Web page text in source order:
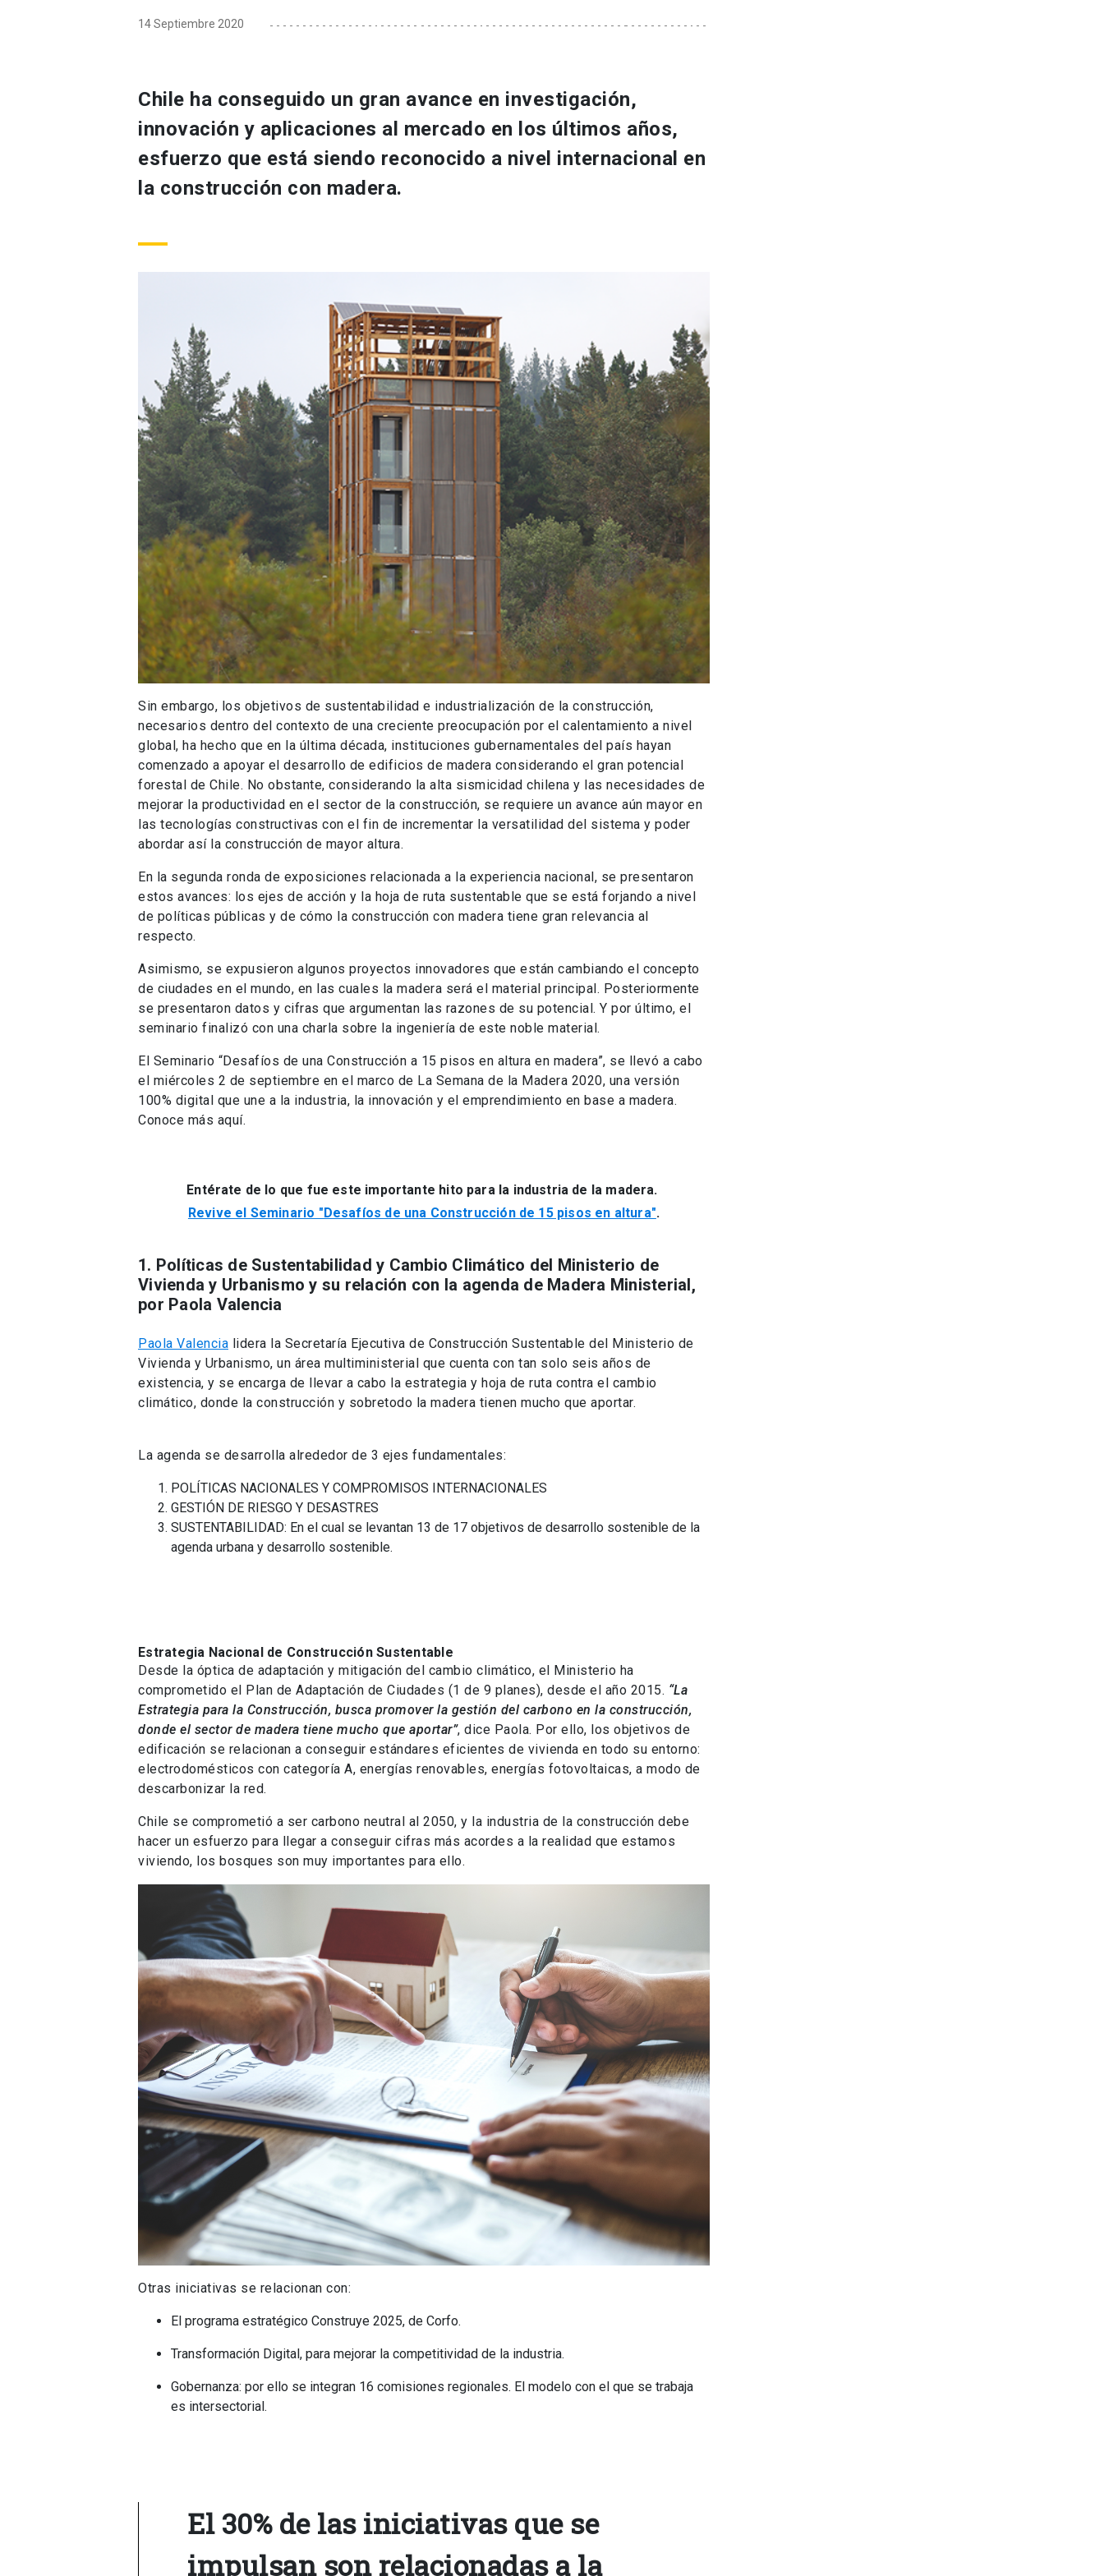
14 Septiembre 2020
Chile ha conseguido un gran avance en investigación,
innovación y aplicaciones al mercado en los últimos años,
esfuerzo que está siendo reconocido a nivel internacional en
la construcción con madera.
Sin embargo, los objetivos de sustentabilidad e industrialización de la construcción,
necesarios dentro del contexto de una creciente preocupación por el calentamiento a nivel
global, ha hecho que en la última década, instituciones gubernamentales del país hayan
comenzado a apoyar el desarrollo de edificios de madera considerando el gran potencial
forestal de Chile. No obstante, considerando la alta sismicidad chilena y las necesidades de
mejorar la productividad en el sector de la construcción, se requiere un avance aún mayor en
las tecnologías constructivas con el fin de incrementar la versatilidad del sistema y poder
abordar así la construcción de mayor altura.
En la segunda ronda de exposiciones relacionada a la experiencia nacional, se presentaron
estos avances: los ejes de acción y la hoja de ruta sustentable que se está forjando a nivel
de políticas públicas y de cómo la construcción con madera tiene gran relevancia al
respecto.
Asimismo, se expusieron algunos proyectos innovadores que están cambiando el concepto
de ciudades en el mundo, en las cuales la madera será el material principal. Posteriormente
se presentaron datos y cifras que argumentan las razones de su potencial. Y por último, el
seminario finalizó con una charla sobre la ingeniería de este noble material.
El Seminario “Desafíos de una Construcción a 15 pisos en altura en madera”, se llevó a cabo
el miércoles 2 de septiembre en el marco de La Semana de la Madera 2020, una versión
100% digital que une a la industria, la innovación y el emprendimiento en base a madera.
Conoce más aquí.
Entérate de lo que fue este importante hito para la industria de la madera.
Revive el Seminario "Desafíos de una Construcción de 15 pisos en altura".
1. Políticas de Sustentabilidad y Cambio Climático del Ministerio de
Vivienda y Urbanismo y su relación con la agenda de Madera Ministerial,
por Paola Valencia
Paola Valencia lidera la Secretaría Ejecutiva de Construcción Sustentable del Ministerio de
Vivienda y Urbanismo, un área multiministerial que cuenta con tan solo seis años de
existencia, y se encarga de llevar a cabo la estrategia y hoja de ruta contra el cambio
climático, donde la construcción y sobretodo la madera tienen mucho que aportar.
La agenda se desarrolla alrededor de 3 ejes fundamentales:
POLÍTICAS NACIONALES Y COMPROMISOS INTERNACIONALES
GESTIÓN DE RIESGO Y DESASTRES
SUSTENTABILIDAD: En el cual se levantan 13 de 17 objetivos de desarrollo sostenible de la
agenda urbana y desarrollo sostenible.
Estrategia Nacional de Construcción Sustentable
Desde la óptica de adaptación y mitigación del cambio climático, el Ministerio ha
comprometido el Plan de Adaptación de Ciudades (1 de 9 planes), desde el año 2015. “La
Estrategia para la Construcción, busca promover la gestión del carbono en la construcción,
donde el sector de madera tiene mucho que aportar”, dice Paola. Por ello, los objetivos de
edificación se relacionan a conseguir estándares eficientes de vivienda en todo su entorno:
electrodomésticos con categoría A, energías renovables, energías fotovoltaicas, a modo de
descarbonizar la red.
Chile se comprometió a ser carbono neutral al 2050, y la industria de la construcción debe
hacer un esfuerzo para llegar a conseguir cifras más acordes a la realidad que estamos
viviendo, los bosques son muy importantes para ello.
Otras iniciativas se relacionan con:
El programa estratégico Construye 2025, de Corfo.
Transformación Digital, para mejorar la competitividad de la industria.
Gobernanza: por ello se integran 16 comisiones regionales. El modelo con el que se trabaja
es intersectorial.
El 30% de las iniciativas que se
impulsan son relacionadas a la